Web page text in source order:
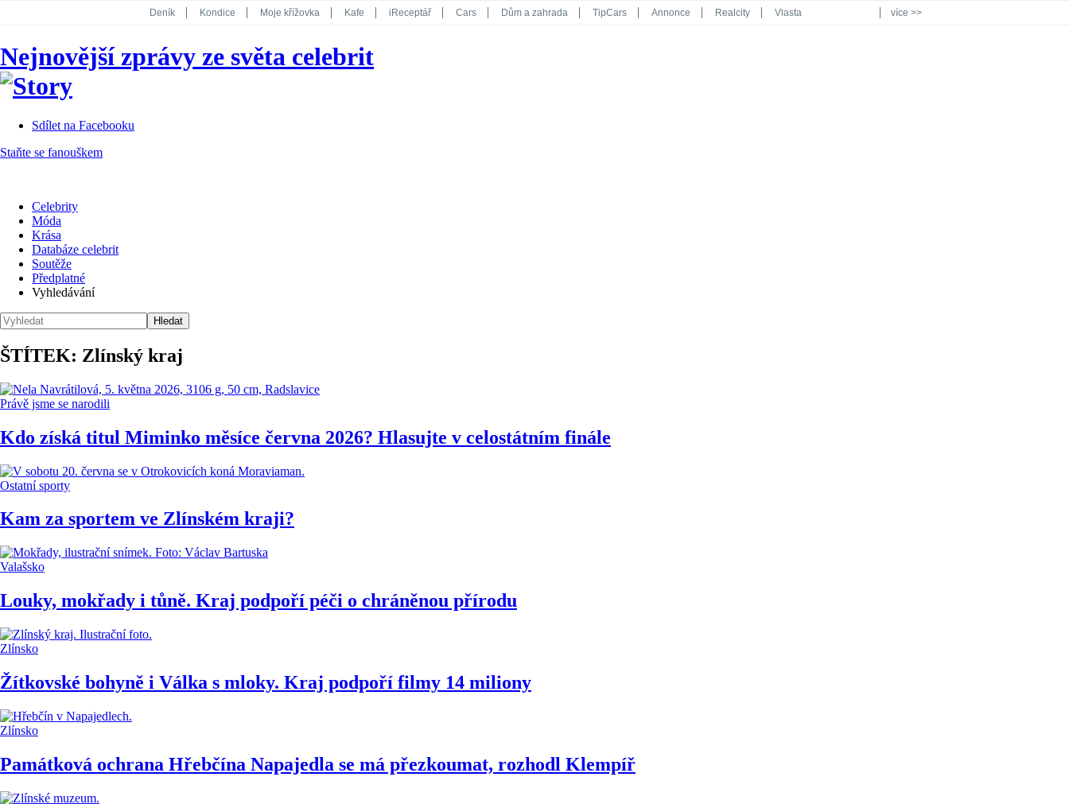
Deník Kondice Moje křížovka Kafe iReceptář Cars Dům a zahrada TipCars Annonce Realcity Vlasta
Koktejl
více >>
Nejnovější zprávy ze světa celebrit
Sdílet na Facebooku
Staňte se fanouškem
Celebrity
Móda
Krása
Databáze celebrit
Soutěže
Předplatné
Vyhledávání
ŠTÍTEK: Zlínský kraj
Právě jsme se narodili
Kdo získá titul Miminko měsíce června 2026? Hlasujte v celostátním finále
Ostatní sporty
Kam za sportem ve Zlínském kraji?
Valašsko
Louky, mokřady i tůně. Kraj podpoří péči o chráněnou přírodu
Zlínsko
Žítkovské bohyně i Válka s mloky. Kraj podpoří filmy 14 miliony
Zlínsko
Památková ochrana Hřebčína Napajedla se má přezkoumat, rozhodl Klempíř